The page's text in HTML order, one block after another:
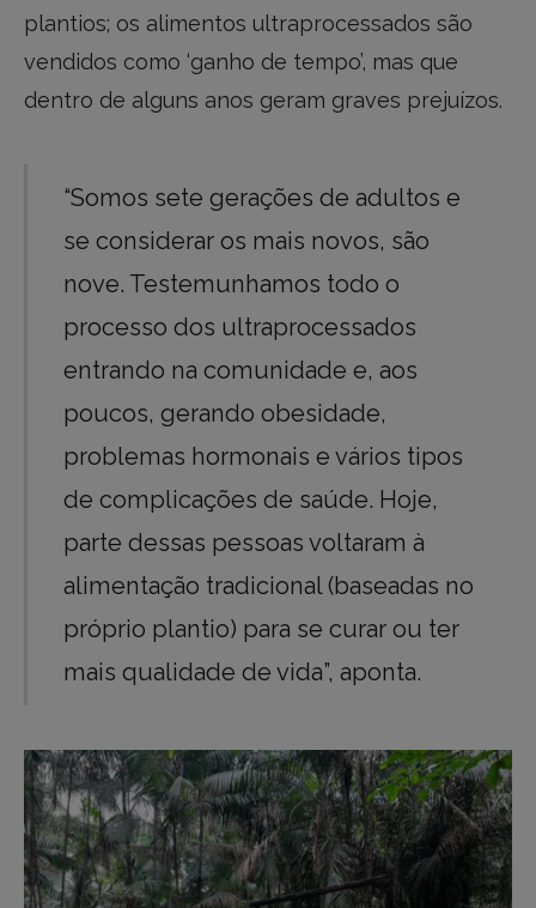
plantios; os alimentos ultraprocessados são
vendidos como ‘ganho de tempo’, mas que
dentro de alguns anos geram graves prejuízos.
“Somos sete gerações de adultos e
se considerar os mais novos, são
nove. Testemunhamos todo o
processo dos ultraprocessados
entrando na comunidade e, aos
poucos, gerando obesidade,
problemas hormonais e vários tipos
de complicações de saúde. Hoje,
parte dessas pessoas voltaram à
alimentação tradicional (baseadas no
próprio plantio) para se curar ou ter
mais qualidade de vida”, aponta.